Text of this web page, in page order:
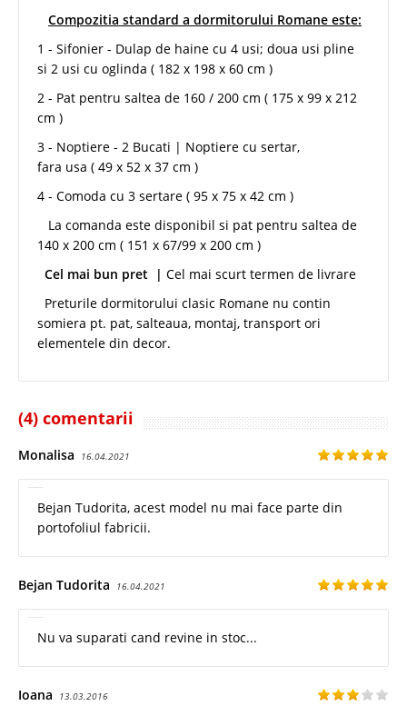
Compozitia standard a dormitorului Romane este:
1 - Sifonier - Dulap de haine cu 4 usi; doua usi pline
si 2 usi cu oglinda ( 182 x 198 x 60 cm )
2 - Pat pentru saltea de 160 / 200 cm ( 175 x 99 x 212
cm )
3 - Noptiere - 2 Bucati | Noptiere cu sertar,
fara usa ( 49 x 52 x 37 cm )
4 - Comoda cu 3 sertare ( 95 x 75 x 42 cm )
La comanda este disponibil si pat pentru saltea de
140 x 200 cm ( 151 x 67/99 x 200 cm )
Cel mai bun pret | Cel mai scurt termen de livrare
Preturile dormitorului clasic Romane nu contin
somiera pt. pat, salteaua, montaj, transport ori
elementele din decor.
(4) comentarii
Monalisa 16.04.2021
Bejan Tudorita, acest model nu mai face parte din
portofoliul fabricii.
Bejan Tudorita 16.04.2021
Nu va suparati cand revine in stoc...
Ioana 13.03.2016